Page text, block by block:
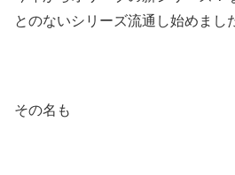
とのないシリーズ流通し始めまし
その名も